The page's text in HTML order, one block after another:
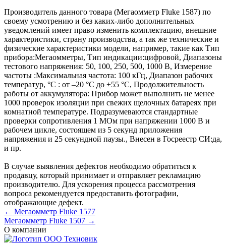
Производитель данного товара (Мегаомметр Fluke 1587) по
своему усмотрению и без каких-либо дополнительных
уведомлений имеет право изменить комплектацию, внешние
характеристики, страну производства, а так же технические и
физические характеристики модели, например, такие как Тип
прибора:Мегаомметры, Тип индикации:цифровой, Диапазоны
тестового напряжения: 50, 100, 250, 500, 1000 В, Измерение
частоты :Максимальная частота: 100 кГц, Диапазон рабочих
температур, °C : от –20 °C до +55 °C, Продолжительность
работы от аккумулятора: Прибор может выполнить не менее
1000 проверок изоляции при свежих щелочных батареях при
комнатной температуре. Подразумеваются стандартные
проверки сопротивления 1 MОм при напряжении 1000 В и
рабочем цикле, состоящем из 5 секунд приложения
напряжения и 25 секундной паузы., Внесен в Госреестр СИ:да,
и пр.
В случае выявления дефектов необходимо обратиться к
продавцу, который принимает и отправляет рекламацию
производителю. Для ускорения процесса рассмотрения
вопроса рекомендуется предоставить фотографии,
отображающие дефект.
← Мегаомметр Fluke 1577
Мегаомметр Fluke 1507 →
О компании